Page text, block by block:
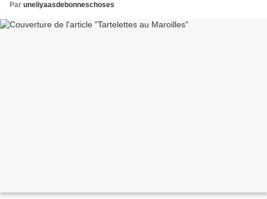
Par uneliyaasdebonneschoses